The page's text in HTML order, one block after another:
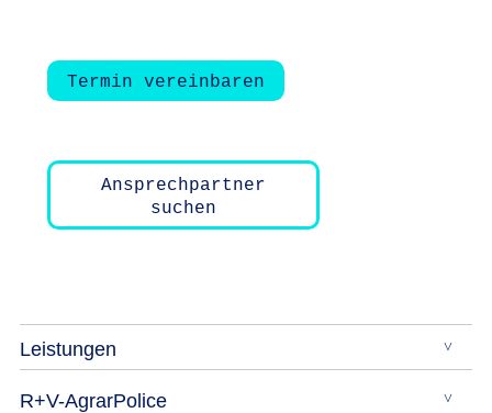
Termin vereinbaren
Ansprechpartner
suchen
Leistungen
R+V-AgrarPolice